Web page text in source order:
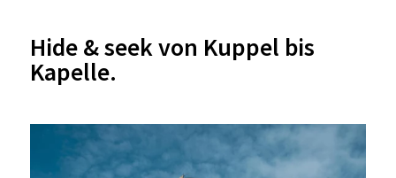
Hide & seek von Kuppel bis
Kapelle.